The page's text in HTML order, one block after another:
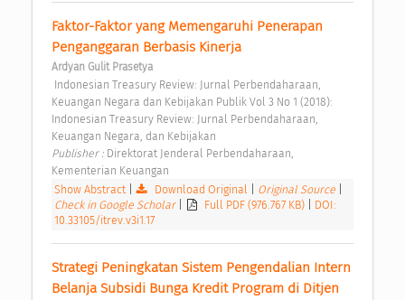
Faktor-Faktor yang Memengaruhi Penerapan
Penganggaran Berbasis Kinerja
Ardyan Gulit Prasetya
Keuangan Negara dan Kebijakan Publik Vol 3 No 1 (2018):
Indonesian Treasury Review: Jurnal Perbendaharaan,
Keuangan Negara, dan Kebijakan
Publisher : Direktorat Jenderal Perbendaharaan,
Kementerian Keuangan
Show Abstract| Download Original Original Source
Check in Google Scholar
Full PDF (976.767 KB)
DOI:
10.33105/itrev.v3i1.17
Strategi Peningkatan Sistem Pengendalian Intern
Belanja Subsidi Bunga Kredit Program di Ditjen